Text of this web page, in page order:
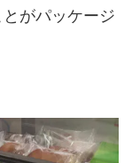
がパッケージ